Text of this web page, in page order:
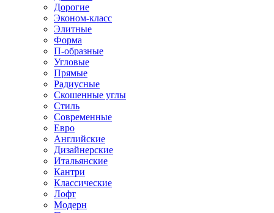
Дорогие
Эконом-класс
Элитные
Форма
П-образные
Угловые
Прямые
Радиусные
Скошенные углы
Стиль
Современные
Евро
Английские
Дизайнерские
Итальянские
Кантри
Классические
Лофт
Модерн